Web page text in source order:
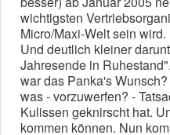
wichtigsten
Micro/Maxi-Welt sein
Und deutlich kleiner
Jahresende in
war das Panka's
was - vorzuwerfen? -
Kulissen geknirscht hat.
kommen können. Nun